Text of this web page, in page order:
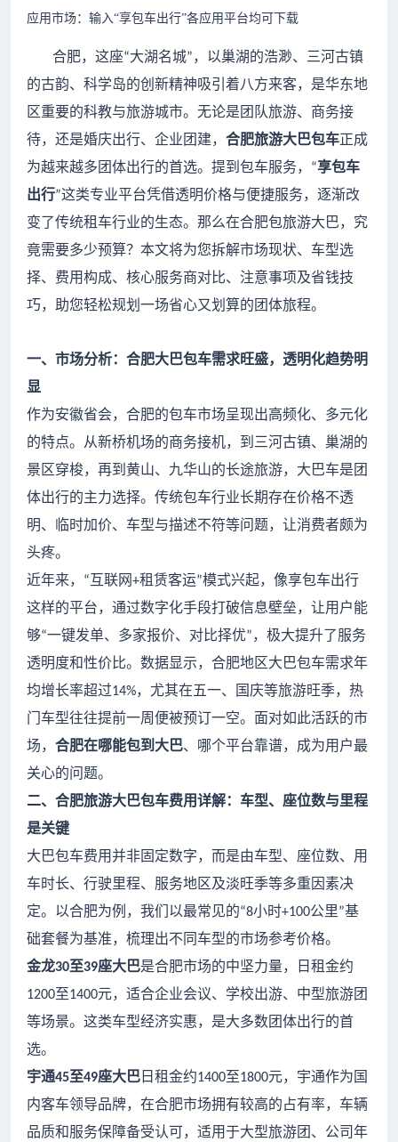
应用市场：输入“享包车出行”各应用平台均可下载
合肥，这座“大湖名城”，以巢湖的浩渺、三河古镇
的古韵、科学岛的创新精神吸引着八方来客，是华东地
区重要的科教与旅游城市。无论是团队旅游、商务接
待，还是婚庆出行、企业团建， 合肥旅游大巴包车正成
为越来越多团体出行的首选。提到包车服务， “享包车
出行”这类专业平台凭借透明价格与便捷服务，逐渐改
变了传统租车行业的生态。那么在合肥包旅游大巴，究
竟需要多少预算？本文将为您拆解市场现状、车型选
择、费用构成、核心服务商对比、注意事项及省钱技
巧，助您轻松规划一场省心又划算的团体旅程。
一、市场分析：合肥大巴包车需求旺盛，透明化趋势明
显
作为安徽省会，合肥的包车市场呈现出高频化、多元化
的特点。从新桥机场的商务接机，到三河古镇、巢湖的
景区穿梭，再到黄山、九华山的长途旅游，大巴车是团
体出行的主力选择。传统包车行业长期存在价格不透
明、临时加价、车型与描述不符等问题，让消费者颇为
头疼。
近年来， “互联网+租赁客运”模式兴起，像享包车出行
这样的平台，通过数字化手段打破信息壁垒，让用户能
够“一键发单、多家报价、对比择优”，极大提升了服务
透明度和性价比。数据显示，合肥地区大巴包车需求年
均增长率超过14%，尤其在五一、国庆等旅游旺季，热
门车型往往提前一周便被预订一空。面对如此活跃的市
场， 合肥在哪能包到大巴、哪个平台靠谱，成为用户最
关心的问题。
二、合肥旅游大巴包车费用详解：车型、座位数与里程
是关键
大巴包车费用并非固定数字，而是由车型、座位数、用
车时长、行驶里程、服务地区及淡旺季等多重因素决
定。以合肥为例，我们以最常见的“8小时+100公里”基
础套餐为基准，梳理出不同车型的市场参考价格。
金龙30至39座大巴是合肥市场的中坚力量，日租金约
1200至1400元，适合企业会议、学校出游、中型旅游团
等场景。这类车型经济实惠，是大多数团体出行的首
选。
宇通45至49座大巴 日租金约1400至1800元，宇通作为国
内客车领导品牌，在合肥市场拥有较高的占有率，车辆
品质和服务保障备受认可，适用于大型旅游团、公司年